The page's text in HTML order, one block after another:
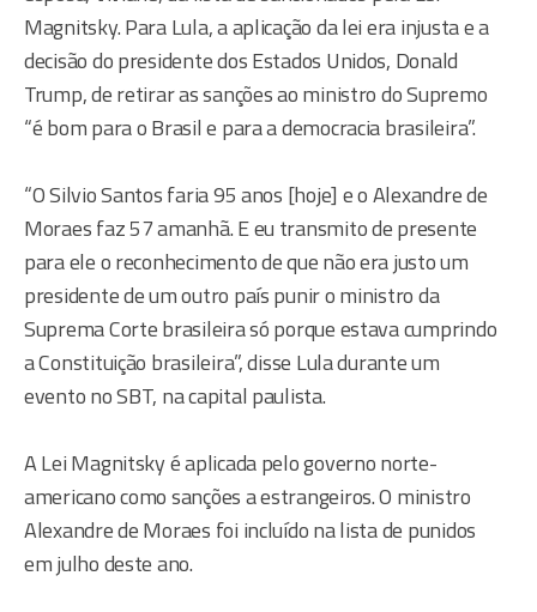
Magnitsky. Para Lula, a aplicação da lei era injusta e a
decisão do presidente dos Estados Unidos, Donald
Trump, de retirar as sanções ao ministro do Supremo
“é bom para o Brasil e para a democracia brasileira”.
“O Silvio Santos faria 95 anos [hoje] e o Alexandre de
Moraes faz 57 amanhã. E eu transmito de presente
para ele o reconhecimento de que não era justo um
presidente de um outro país punir o ministro da
Suprema Corte brasileira só porque estava cumprindo
a Constituição brasileira”, disse Lula durante um
evento no SBT, na capital paulista.
A Lei Magnitsky é aplicada pelo governo norte-
americano como sanções a estrangeiros. O ministro
Alexandre de Moraes foi incluído na lista de punidos
em julho deste ano.